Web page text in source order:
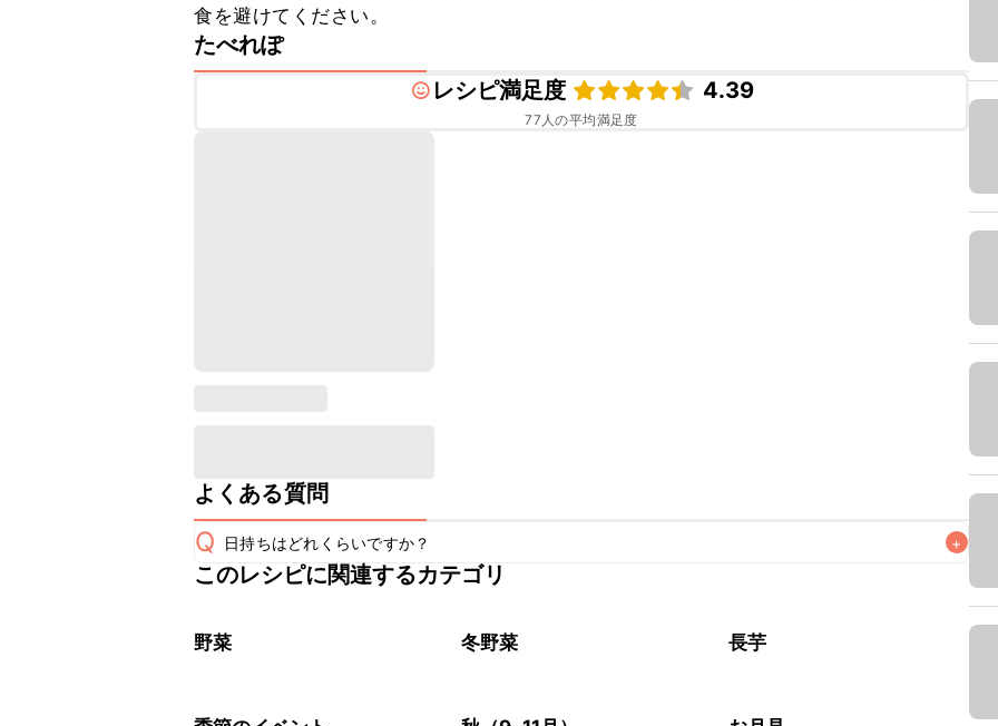
食を避けてください。
たべれぽ
レシピ満足度
4.39
77 人の平均満足度
よくある質問
Q 日持ちはどれくらいですか？ +
こちらのレシピは出来たてをお召し上がりいただくことをおすすめします。
※日持ちは目安です。
このレシピに関連するカテゴリ
野菜 冬野菜 長芋